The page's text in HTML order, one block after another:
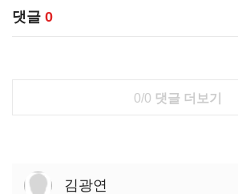
댓글 0
0/0 댓글 더보기
김광연